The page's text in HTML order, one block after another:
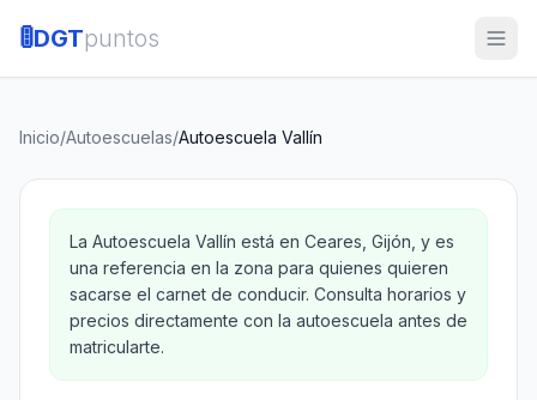
🚦DGTpuntos
Inicio/Autoescuelas/Autoescuela Vallín
La Autoescuela Vallín está en Ceares, Gijón, y es
una referencia en la zona para quienes quieren
sacarse el carnet de conducir. Consulta horarios y
precios directamente con la autoescuela antes de
matricularte.